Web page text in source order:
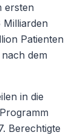
ersten
Patienten
dem
in die
Berechtigte